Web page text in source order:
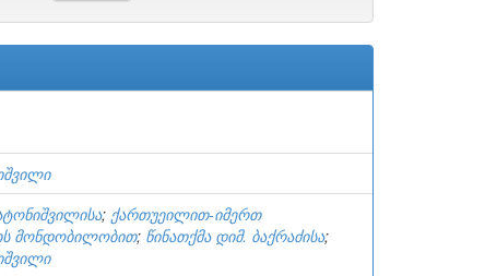
; ქართუეილით-იმერთ
მონდობილობით; წინათქმა დიმ. ბაქრაძისა;